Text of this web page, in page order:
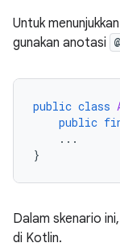
Untuk
gunakan anotasi
public class
public
...
}
Dalam skenario ini,
di Kotlin.